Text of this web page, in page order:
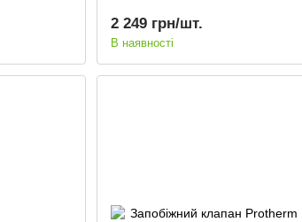
2 249 грн/шт.
В наявності